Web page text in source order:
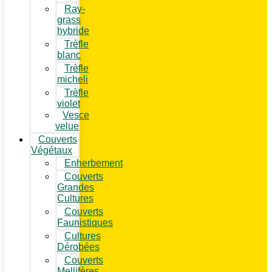
Ray-
grass
hybride
Trèfle
blanc
Trèfle
micheli
Trèfle
violet
Vesce
velue
Couverts
Végétaux
Enherbement
Couverts
Grandes
Cultures
Couverts
Faunistiques
Cultures
Dérobées
Couverts